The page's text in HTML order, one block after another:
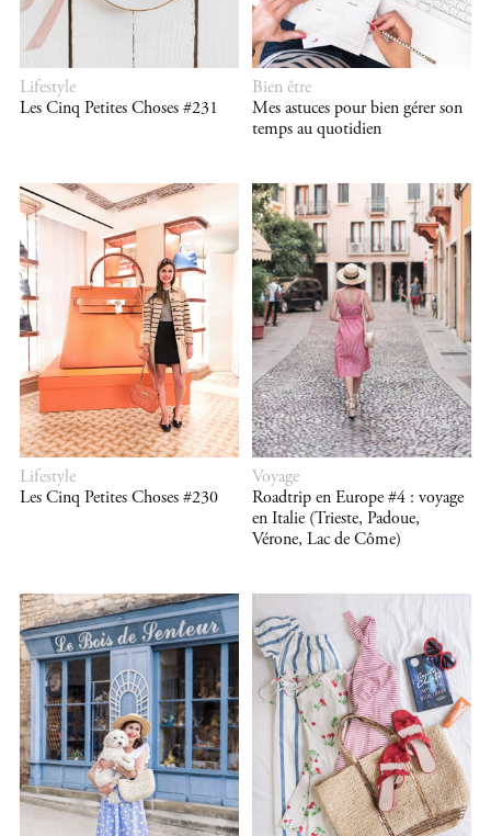
Lifestyle
Les Cinq Petites Choses #231
Bien être
Mes astuces pour bien gérer son
temps au quotidien
Lifestyle
Les Cinq Petites Choses #230
Voyage
Roadtrip en Europe #4 : voyage
en Italie (Trieste, Padoue,
Vérone, Lac de Côme)